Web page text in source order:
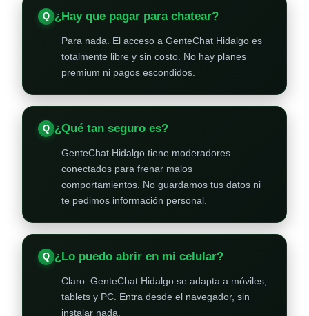
¿Hay que pagar para chatear?
Para nada. El acceso a GenteChat Hidalgo es
totalmente libre y sin costo. No hay planes
premium ni pagos escondidos.
¿Qué tan seguro es?
GenteChat Hidalgo tiene moderadores
conectados para frenar malos
comportamientos. No guardamos tus datos ni
te pedimos información personal.
¿Lo puedo abrir en mi celular?
Claro. GenteChat Hidalgo se adapta a móviles,
tablets y PC. Entra desde el navegador, sin
instalar nada.